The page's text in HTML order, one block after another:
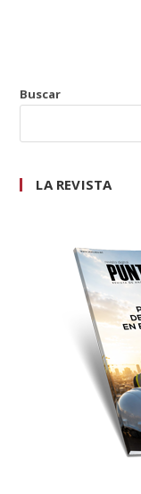
Buscar
LA REVISTA